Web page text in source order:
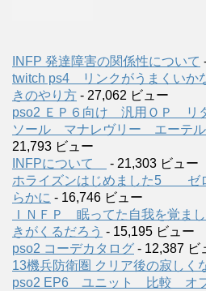
INFP 発達障害の関係性について
twitch ps4 リンクがうまくいか
きのやり方 - 27,062 ビュー
pso2 ＥＰ６向け 汎用ＯＰ リ
ソール マナレヴリー エーテ
21,793 ビュー
INFPについて
- 21,303 ビュー
ホライズンはじめました5 ゼ
らかに - 16,746 ビュー
ＩＮＦＰ 眠ってた自我を覚ま
きがくるだろう - 15,195 ビュー
pso2 コーデカタログ - 12,387 ビ
13機兵防衛圏 クリア後の寂しく
pso2 EP6 ユニット 比較 オ